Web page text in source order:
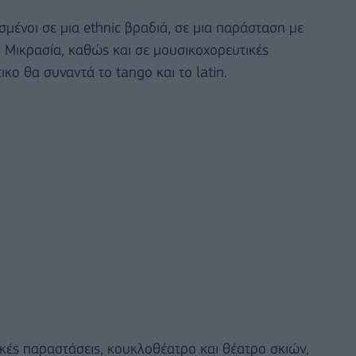
σε μια ethnic βραδιά, σε μια παράσταση με
καθώς και σε μουσικοχορευτικές
θα συναντά το tango και το latin.
παραστάσεις, κουκλοθέατρο και θέατρο σκιών,